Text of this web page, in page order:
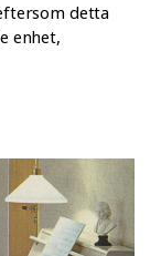
detta
enhet,